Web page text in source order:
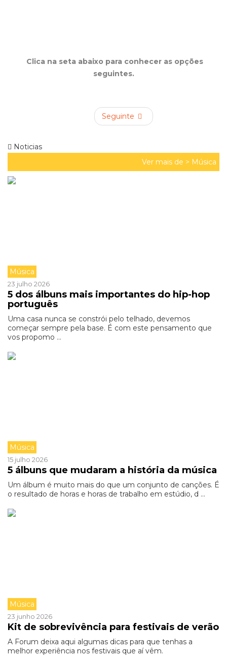
Clica na seta abaixo para conhecer as opções
seguintes.
Seguinte
Noticias
Ver mais de > Música
Música
23 julho 2026
5 dos álbuns mais importantes do hip-hop
português
Uma casa nunca se constrói pelo telhado, devemos
começar sempre pela base. É com este pensamento que
vos propomo ...
Música
15 julho 2026
5 álbuns que mudaram a história da música
Um álbum é muito mais do que um conjunto de canções. É
o resultado de horas e horas de trabalho em estúdio, d ...
Música
23 junho 2026
Kit de sobrevivência para festivais de verão
A Forum deixa aqui algumas dicas para que tenhas a
melhor experiência nos festivais que aí vêm.